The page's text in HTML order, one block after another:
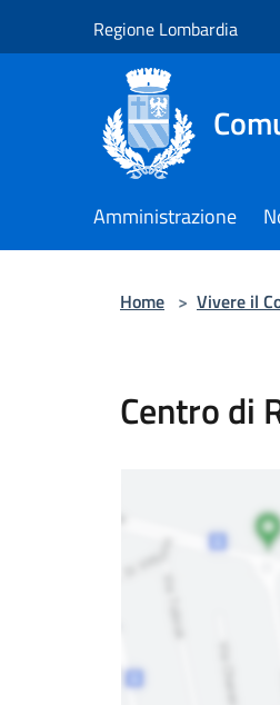
Regione Lombardia
Amministrazione
Home > Vivere il
Centro di